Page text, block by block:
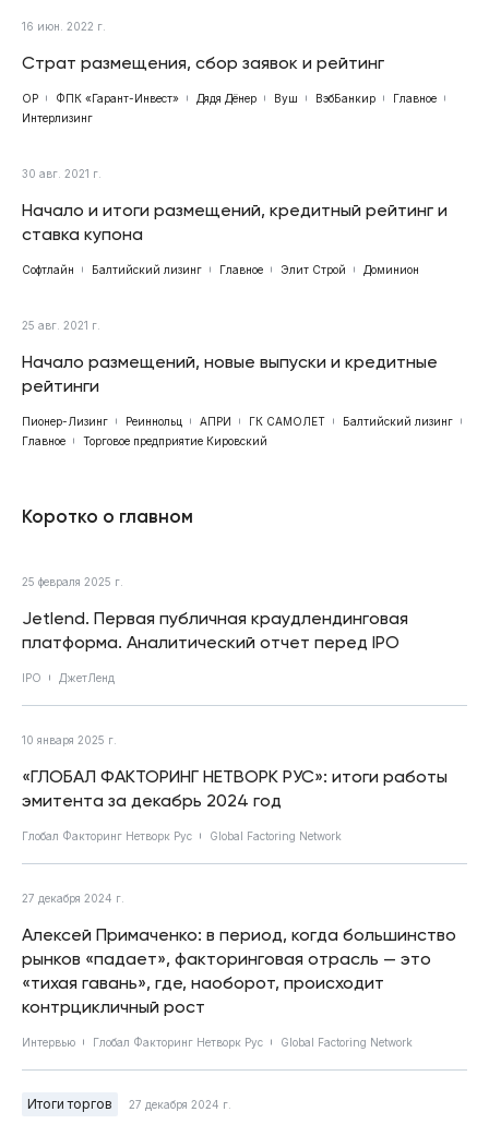
16 июн. 2022 г.
Страт размещения, сбор заявок и рейтинг
ОР ФПК «Гарант-Инвест» Дядя Дёнер Вуш ВэбБанкир
Главное
Интерлизинг
30 авг. 2021 г.
Начало и итоги размещений, кредитный рейтинг и
ставка купона
Софтлайн Балтийский лизинг Главное Элит Строй Доминион
25 авг. 2021 г.
Начало размещений, новые выпуски и кредитные
рейтинги
Пионер-Лизинг Реиннольц АПРИ ГК САМОЛЕТ
Балтийский лизинг
Главное
Торговое предприятие Кировский
Коротко о главном
25 февраля 2025 г.
Jetlend. Первая публичная краудлендинговая
платформа. Аналитический отчет перед IPO
IPO ДжетЛенд
10 января 2025 г.
«ГЛОБАЛ ФАКТОРИНГ НЕТВОРК РУС»: итоги работы
эмитента за декабрь 2024 год
Глобал Факторинг Нетворк Рус Global Factoring Network
27 декабря 2024 г.
Алексей Примаченко: в период, когда большинство
рынков «падает», факторинговая отрасль — это
«тихая гавань», где, наоборот, происходит
контрцикличный рост
Интервью Глобал Факторинг Нетворк Рус Global Factoring Network
Итоги торгов 27 декабря 2024 г.